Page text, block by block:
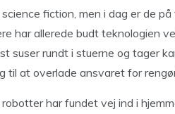
fiction, men i dag er de på
har allerede budt teknologien
suser rundt i stuerne og tager
til at overlade ansvaret for
har fundet vej ind i